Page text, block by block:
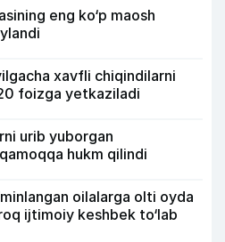
eng ko‘p maosh
xavfli chiqindilarni
foizga yetkaziladi
urib yuborgan
hukm qilindi
oilalarga olti oyda
ijtimoiy keshbek to‘lab